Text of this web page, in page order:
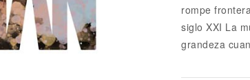
rompe
siglo XXI La
grandeza